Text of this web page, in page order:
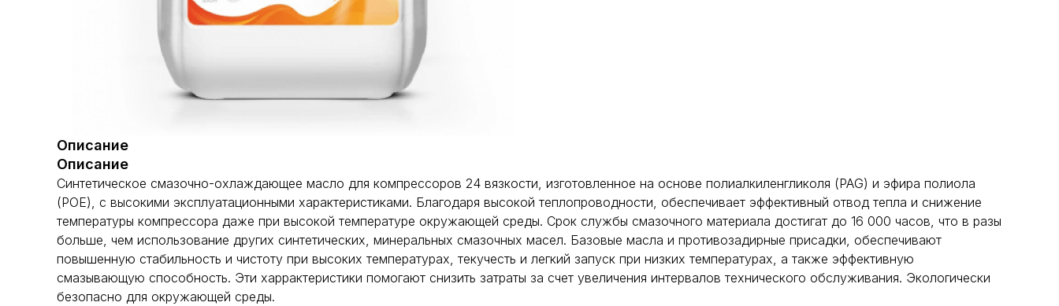
Описание
Описание
Синтетическое смазочно-охлаждающее масло для компрессоров 24 вязкости, изготовленное на основе полиалкиленгликоля (PAG) и эфира полиола
(POE), с высокими эксплуатационными характеристиками. Благодаря высокой теплопроводности, обеспечивает эффективный отвод тепла и снижение
температуры компрессора даже при высокой температуре окружающей среды. Срок службы смазочного материала достигат до 16 000 часов, что в разы
больше, чем использование других синтетических, минеральных смазочных масел. Базовые масла и противозадирные присадки, обеспечивают
повышенную стабильность и чистоту при высоких температурах, текучесть и легкий запуск при низких температурах, а также эффективную
смазывающую способность. Эти харрактеристики помогают снизить затраты за счет увеличения интервалов технического обслуживания. Экологически
безопасно для окружающей среды.